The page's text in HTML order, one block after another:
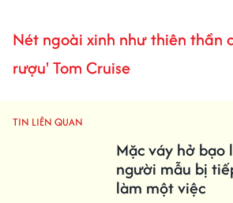
Nét ngoài xinh như thiên thần
rượu' Tom Cruise
TIN LIÊN QUAN
Mặc váy hở bạo
người mẫu bị
làm một việc